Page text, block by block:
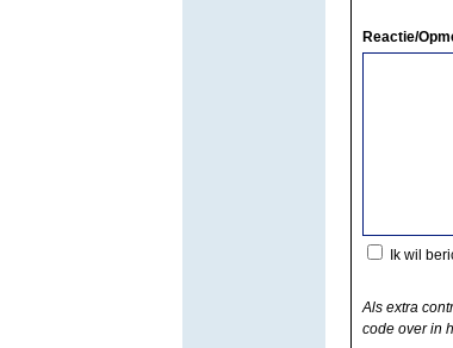
Reactie/
Ik wil
Als extra
code over in